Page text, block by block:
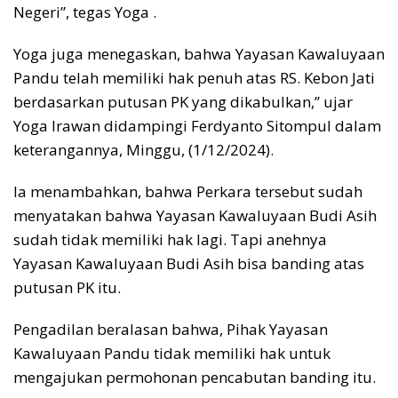
Negeri”, tegas Yoga .
Yoga juga menegaskan, bahwa Yayasan Kawaluyaan
Pandu telah memiliki hak penuh atas RS. Kebon Jati
berdasarkan putusan PK yang dikabulkan,’’ ujar
Yoga Irawan didampingi Ferdyanto Sitompul dalam
keterangannya, Minggu, (1/12/2024).
Ia menambahkan, bahwa Perkara tersebut sudah
menyatakan bahwa Yayasan Kawaluyaan Budi Asih
sudah tidak memiliki hak lagi. Tapi anehnya
Yayasan Kawaluyaan Budi Asih bisa banding atas
putusan PK itu.
Pengadilan beralasan bahwa, Pihak Yayasan
Kawaluyaan Pandu tidak memiliki hak untuk
mengajukan permohonan pencabutan banding itu.